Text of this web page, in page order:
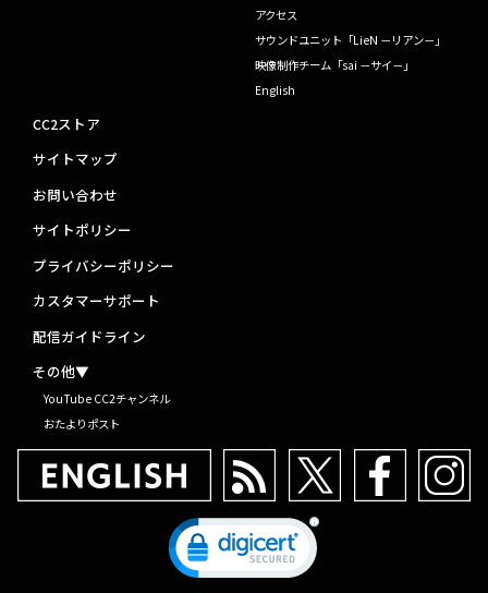
アクセス
サウンドユニット「LieN －リアン－」
映像制作チーム「sai －サイ－」
English
CC2ストア
サイトマップ
お問い合わせ
サイトポリシー
プライバシーポリシー
カスタマーサポート
配信ガイドライン
その他▼
YouTube CC2チャンネル
おたよりポスト